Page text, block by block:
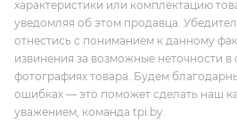
характеристики или комплектацию
уведомляя об этом продавца.
отнестись с пониманием к данному
извинения за возможные неточности
фотографиях товара. Будем
ошибках — это поможет сделать наш
уважением, команда tpi.by.